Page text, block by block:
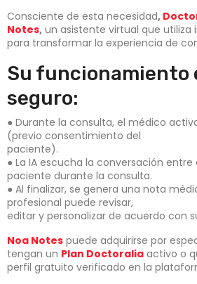
Consciente de esta necesidad,
Notes, un asistente virtual que utiliza
para transformar la experiencia de
Su funcionamiento
seguro:
● Durante la consulta, el médico
(previo consentimiento del
paciente).
● La IA escucha la conversación
paciente durante la consulta.
● Al finalizar, se genera una nota
profesional puede revisar,
editar y personalizar de acuerdo con
Noa Notes puede adquirirse por
tengan un Plan Doctoralia activo o
perfil gratuito verificado en la